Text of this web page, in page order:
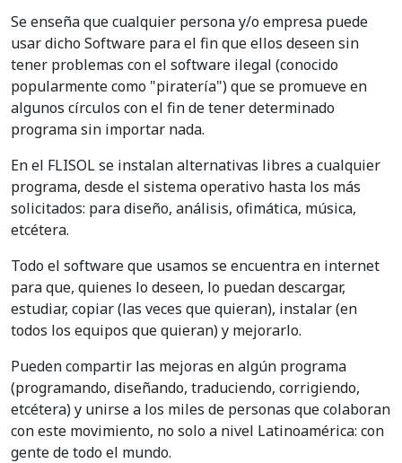
Se enseña que cualquier persona y/o empresa puede
usar dicho Software para el fin que ellos deseen sin
tener problemas con el software ilegal (conocido
popularmente como "piratería") que se promueve en
algunos círculos con el fin de tener determinado
programa sin importar nada.
En el FLISOL se instalan alternativas libres a cualquier
programa, desde el sistema operativo hasta los más
solicitados: para diseño, análisis, ofimática, música,
etcétera.
Todo el software que usamos se encuentra en internet
para que, quienes lo deseen, lo puedan descargar,
estudiar, copiar (las veces que quieran), instalar (en
todos los equipos que quieran) y mejorarlo.
Pueden compartir las mejoras en algún programa
(programando, diseñando, traduciendo, corrigiendo,
etcétera) y unirse a los miles de personas que colaboran
con este movimiento, no solo a nivel Latinoamérica: con
gente de todo el mundo.